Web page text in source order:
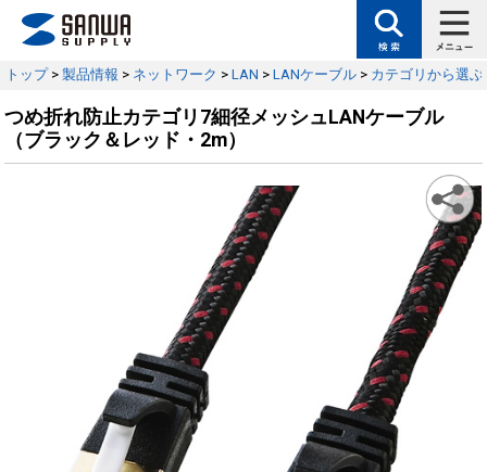
トップ> 製品情報 > ネットワーク > LAN > LANケーブル > カテゴリから選ぶ
つめ折れ防止カテゴリ7細径メッシュLANケーブル
（ブラック＆レッド・2m）